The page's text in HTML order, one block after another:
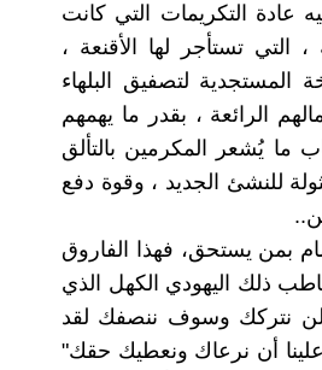
عادة التكريمات التي كانت
التي تستأجر لها الأقنعة ،
لتصفيق البلهاء
الرائعة ، بقدر ما يهمهم
ما يُشعر المكرمين بالتألق
للنشئ الجديد ، وقوة دفع
بمن يستحق، فهذا الفاروق
ذلك اليهودي الكهل الذي
لن نتركك وسوف ننصفك لقد
أن نرعاك ونعطيك حقك"